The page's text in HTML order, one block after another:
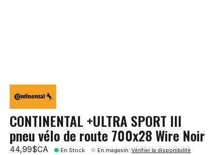
CONTINENTAL +ULTRA SPORT III
pneu vélo de route 700x28 Wire Noir
44,99$CA En Stock En magasin:Vérifier la disponibilité